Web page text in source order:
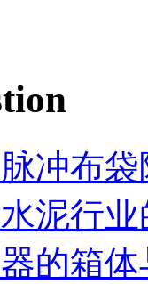
冲布
泥行
的箱